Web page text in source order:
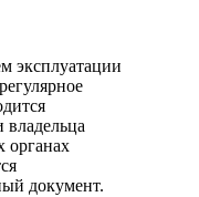
эксплуатации
органах
документ.